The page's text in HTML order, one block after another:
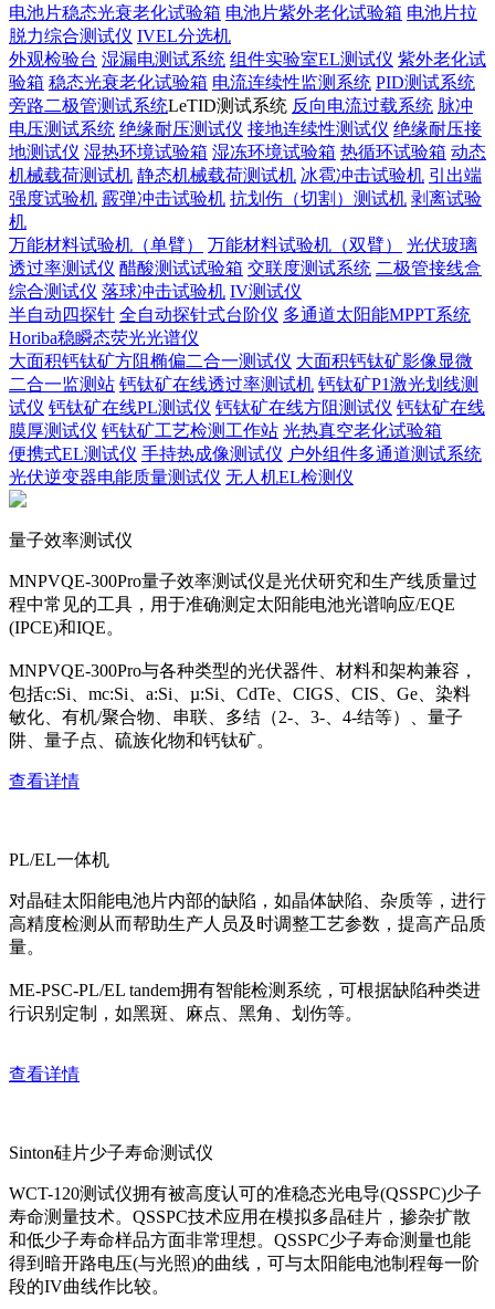
电池片稳态光衰老化试验箱 电池片紫外老化试验箱 电池片拉
脱力综合测试仪 IVEL分选机
外观检验台 湿漏电测试系统 组件实验室EL测试仪 紫外老化试
验箱 稳态光衰老化试验箱 电流连续性监测系统 PID测试系统
旁路二极管测试系统LeTID测试系统 反向电流过载系统 脉冲
电压测试系统 绝缘耐压测试仪 接地连续性测试仪 绝缘耐压接
地测试仪 湿热环境试验箱 湿冻环境试验箱 热循环试验箱 动态
机械载荷测试机 静态机械载荷测试机 冰雹冲击试验机 引出端
强度试验机 霰弹冲击试验机 抗划伤（切割）测试机 剥离试验
机
万能材料试验机（单臂）
万能材料试验机（双臂）
光伏玻璃
透过率测试仪 醋酸测试试验箱 交联度测试系统 二极管接线盒
综合测试仪 落球冲击试验机 IV测试仪
半自动四探针 全自动探针式台阶仪 多通道太阳能MPPT系统
Horiba稳瞬态荧光光谱仪
大面积钙钛矿方阻椭偏二合一测试仪 大面积钙钛矿影像显微
二合一监测站 钙钛矿在线透过率测试机 钙钛矿P1激光划线测
试仪 钙钛矿在线PL测试仪 钙钛矿在线方阻测试仪 钙钛矿在线
膜厚测试仪 钙钛矿工艺检测工作站 光热真空老化试验箱
便携式EL测试仪 手持热成像测试仪 户外组件多通道测试系统
光伏逆变器电能质量测试仪 无人机EL检测仪
量子效率测试仪
MNPVQE-300Pro量子效率测试仪是光伏研究和生产线质量过
程中常见的工具，用于准确测定太阳能电池光谱响应/EQE
(IPCE)和IQE。
MNPVQE-300Pro与各种类型的光伏器件、材料和架构兼容，
包括c:Si、mc:Si、a:Si、µ:Si、CdTe、CIGS、CIS、Ge、染料
敏化、有机/聚合物、串联、多结（2-、3-、4-结等）、量子
阱、量子点、硫族化物和钙钛矿。
查看详情
PL/EL一体机
对晶硅太阳能电池片内部的缺陷，如晶体缺陷、杂质等，进行
高精度检测从而帮助生产人员及时调整工艺参数，提高产品质
量。
ME-PSC-PL/EL tandem拥有智能检测系统，可根据缺陷种类进
行识别定制，如黑斑、麻点、黑角、划伤等。
查看详情
Sinton硅片少子寿命测试仪
WCT-120测试仪拥有被高度认可的准稳态光电导(QSSPC)少子
寿命测量技术。QSSPC技术应用在模拟多晶硅片，掺杂扩散
和低少子寿命样品方面非常理想。QSSPC少子寿命测量也能
得到暗开路电压(与光照)的曲线，可与太阳能电池制程每一阶
段的IV曲线作比较。